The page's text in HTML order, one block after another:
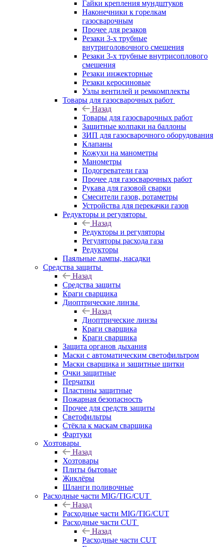
Гайки крепления мундштуков
Наконечники к горелкам
газосварочным
Прочее для резаков
Резаки 3-х трубные
внутриголовочного смешения
Резаки 3-х трубные внутрисоплового
смешения
Резаки инжекторные
Резаки керосиновые
Узлы вентилей и ремкомплекты
Товары для газосварочных работ
Назад
Товары для газосварочных работ
Защитные колпаки на баллоны
ЗИП для газосварочного оборудования
Клапаны
Кожухи на манометры
Манометры
Подогреватели газа
Прочее для газосварочных работ
Рукава для газовой сварки
Смесители газов, ротаметры
Устройства для перекачки газов
Редукторы и регуляторы
Назад
Редукторы и регуляторы
Регуляторы расхода газа
Редукторы
Паяльные лампы, насадки
Средства защиты
Назад
Средства защиты
Краги сварщика
Диоптрические линзы
Назад
Диоптрические линзы
Краги сварщика
Краги сварщика
Защита органов дыхания
Маски с автоматическим светофильтром
Маски сварщика и защитные щитки
Очки защитные
Перчатки
Пластины защитные
Пожарная безопасность
Прочее для средств защиты
Светофильтры
Стёкла к маскам сварщика
Фартуки
Хозтовары
Назад
Хозтовары
Плиты бытовые
Жиклёры
Шланги поливочные
Расходные части MIG/TIG/CUT
Назад
Расходные части MIG/TIG/CUT
Расходные части CUT
Назад
Расходные части CUT